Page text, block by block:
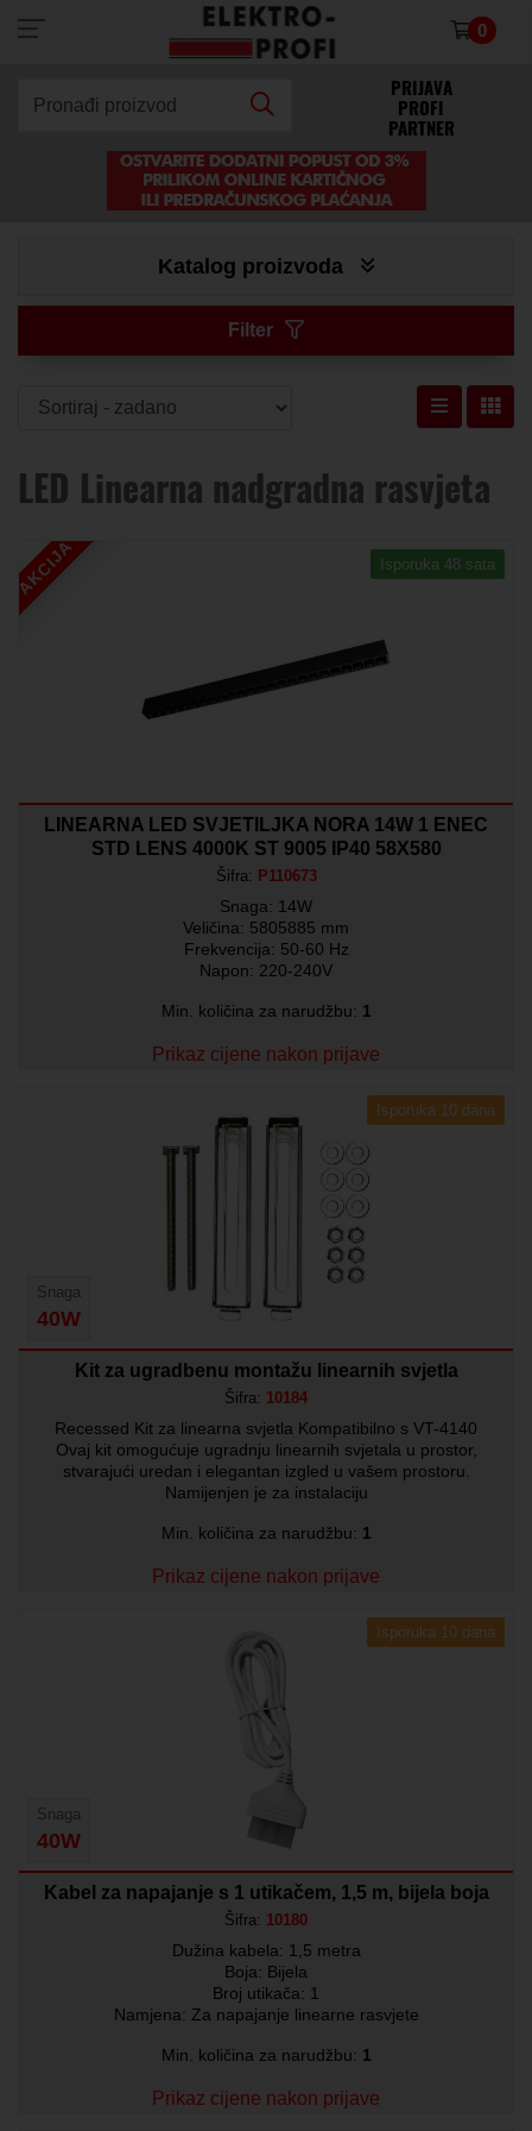
×
0
Pronađi proizvod
PRIJAVA
PROFI
PARTNER
Katalog proizvoda
Filter
LED Linearna nadgradna rasvjeta
AKCIJA Isporuka 48 sata
LINEARNA LED SVJETILJKA NORA 14W 1 ENEC
STD LENS 4000K ST 9005 IP40 58X580
Šifra: P110673
Snaga: 14W
Veličina: 5805885 mm
Frekvencija: 50-60 Hz
Napon: 220-240V
Min. količina za narudžbu: 1
Prikaz cijene nakon prijave
Snaga
40W
Isporuka 10 dana
Kit za ugradbenu montažu linearnih svjetla
Šifra: 10184
Recessed Kit za linearna svjetla Kompatibilno s VT-4140
Ovaj kit omogućuje ugradnju linearnih svjetala u prostor,
stvarajući uredan i elegantan izgled u vašem prostoru.
Namijenjen je za instalaciju
Min. količina za narudžbu: 1
Prikaz cijene nakon prijave
Snaga
40W
Isporuka 10 dana
Kabel za napajanje s 1 utikačem, 1,5 m, bijela boja
Šifra: 10180
Dužina kabela: 1,5 metra
Boja: Bijela
Broj utikača: 1
Namjena: Za napajanje linearne rasvjete
Min. količina za narudžbu: 1
Prikaz cijene nakon prijave